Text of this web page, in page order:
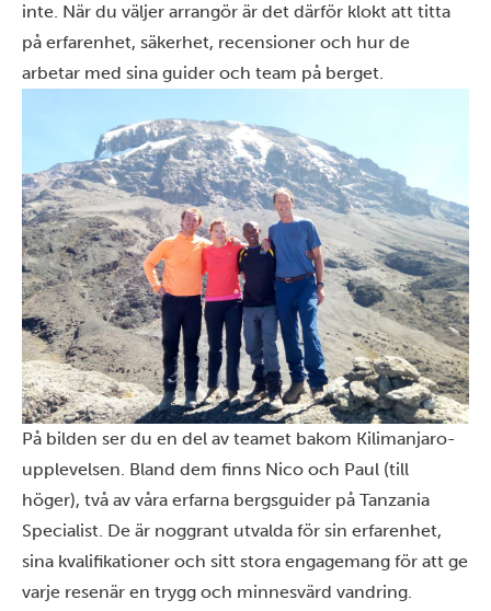
inte. När du väljer arrangör är det därför klokt att titta
på erfarenhet, säkerhet, recensioner och hur de
arbetar med sina guider och team på berget.
På bilden ser du en del av teamet bakom Kilimanjaro-
upplevelsen. Bland dem finns Nico och Paul (till
höger), två av våra erfarna bergsguider på Tanzania
Specialist. De är noggrant utvalda för sin erfarenhet,
sina kvalifikationer och sitt stora engagemang för att ge
varje resenär en trygg och minnesvärd vandring.